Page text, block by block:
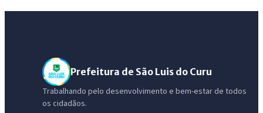
Prefeitura de São Luis do Curu
Trabalhando pelo desenvolvimento e bem-estar de todos
os cidadãos.